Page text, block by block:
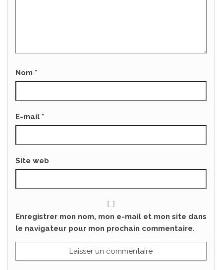
Nom *
E-mail *
Site web
Enregistrer mon nom, mon e-mail et mon site dans
le navigateur pour mon prochain commentaire.